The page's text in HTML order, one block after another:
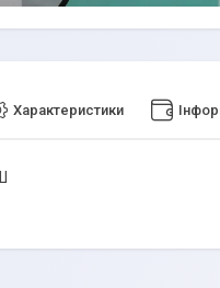
Характеристики